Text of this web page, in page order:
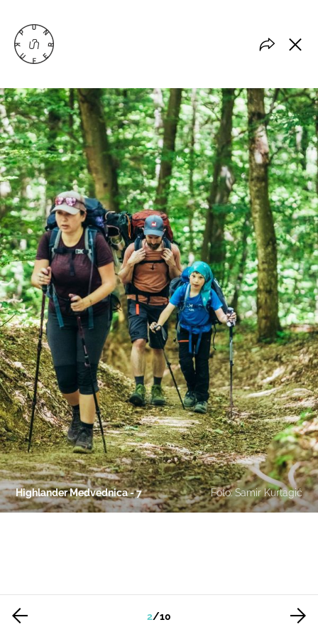
Highlander Medvednica - 7 Foto: Samir Kurtagić
2/10